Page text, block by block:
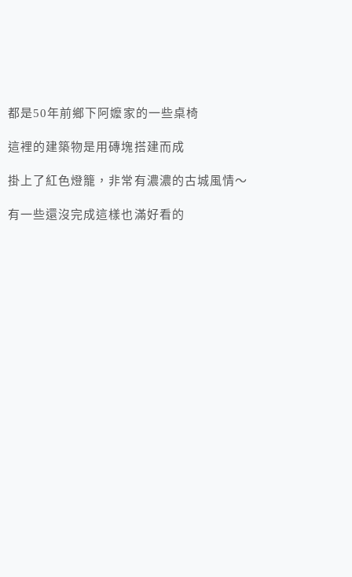
都是50年前鄉下阿嬤家的一些桌椅
這裡的建築物是用磚塊搭建而成
掛上了紅色燈籠，非常有濃濃的古城風情～
有一些還沒完成這樣也滿好看的